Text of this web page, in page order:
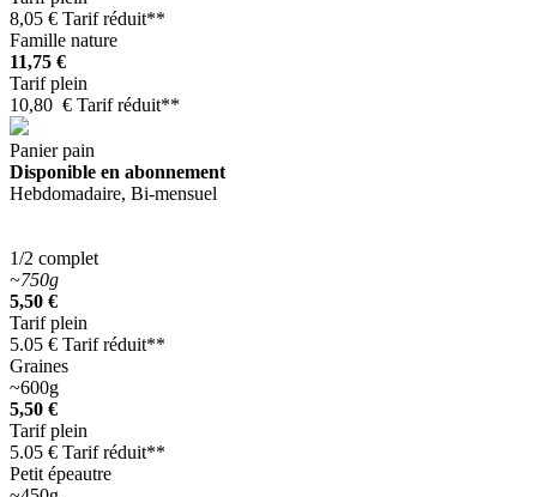
8,05 € Tarif réduit**
Famille nature
11,75 €
Tarif plein
10,80 € Tarif réduit**
Panier pain
Disponible en abonnement
Hebdomadaire, Bi-mensuel
1/2 complet
~750g
5,50 €
Tarif plein
5.05 € Tarif réduit**
Graines
~600g
5,50 €
Tarif plein
5.05 € Tarif réduit**
Petit épeautre